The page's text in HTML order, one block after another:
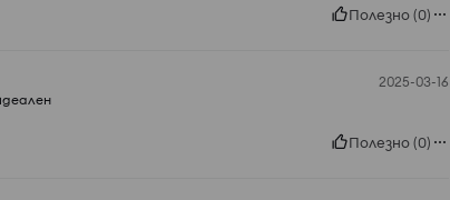
Полезно(0)
2025-03-16
Полезно(0)